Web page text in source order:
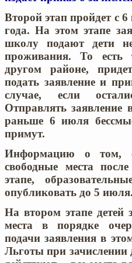
Второй этап пройдет с
года. На этом этапе
школу подают дети
проживания. То
другом районе,
подать заявление и
случае, если
Отправлять
раньше 6 июля
примут.
Информацию о том,
свободные места
этапе,
опубликовать до 5 июля.
На втором этапе детей
места в порядке
подачи заявления в
Льготы при зачислении